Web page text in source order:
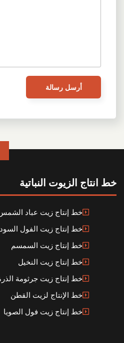
خط انتاج الزيوت النباتية
خط إنتاج زيت عباد
خط إنتاج زيت الفول
خط إنتاج زيت السمسم
خط إنتاج زيت النخيل
خط إنتاج زيت جرثومة
خط الإنتاج لزيت القطن
خط إنتاج زيت فول الصويا